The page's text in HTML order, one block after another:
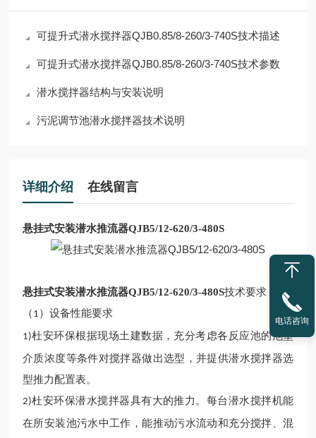
可提升式潜水搅拌器QJB0.85/8-260/3-740S技术描述
可提升式潜水搅拌器QJB0.85/8-260/3-740S技术参数
潜水搅拌器结构与安装说明
污泥调节池潜水搅拌器技术说明
详细介绍 在线留言
悬挂式安装潜水推流器QJB5/12-620/3-480S
悬挂式安装潜水推流器QJB5/12-620/3-480S技术要求
（ 1 ） 设备性能要求
1)杜安环保根据现场土建数据， 充分考虑各反应池的池型
介质浓度等条件对搅拌器做出选型 ， 并提供潜水搅拌器选
型推力配置表。
2)杜安环保潜水搅拌器具有大的推力。每台潜水搅拌机能
在所安装池污水中工作 ，能推动污水流动和充分搅拌、混
电话咨询